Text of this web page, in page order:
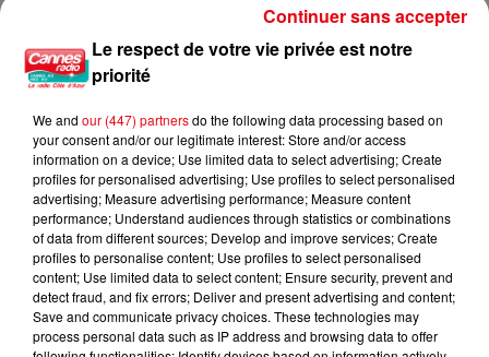
Le respect de votre vie privée est notre
priorité
We and our (447) partnersdo the following data processing based on
your consent and/or our legitimate interest: Store and/or access
information on a device; Use limited data to select advertising; Create
profiles for personalised advertising; Use profiles to select personalised
advertising; Measure advertising performance; Measure content
performance; Understand audiences through statistics or combinations
of data from different sources; Develop and improve services; Create
profiles to personalise content; Use profiles to select personalised
content; Use limited data to select content; Ensure security, prevent and
detect fraud, and fix errors; Deliver and present advertising and content;
Save and communicate privacy choices. These technologies may
process personal data such as IP address and browsing data to offer
Continuer sans accepter